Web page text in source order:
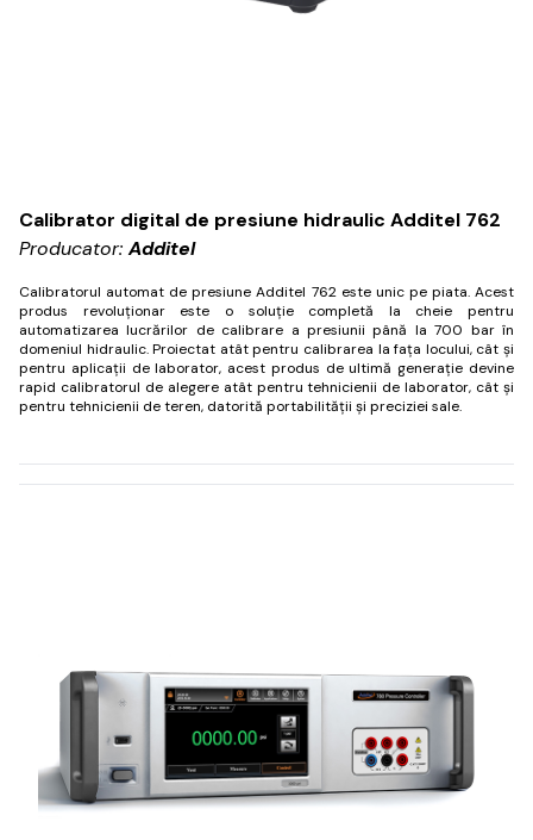
Calibrator digital de presiune hidraulic Additel 762
Producator:Additel
Calibratorul automat de presiune Additel 762 este unic pe piata. Acest
produs revoluționar este o soluție completă la cheie pentru
automatizarea lucrărilor de calibrare a presiunii până la 700 bar în
domeniul hidraulic. Proiectat atât pentru calibrarea la fața locului, cât și
pentru aplicații de laborator, acest produs de ultimă generație devine
rapid calibratorul de alegere atât pentru tehnicienii de laborator, cât și
pentru tehnicienii de teren, datorită portabilității și preciziei sale.